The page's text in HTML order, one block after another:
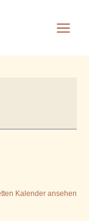
Kalender ansehen